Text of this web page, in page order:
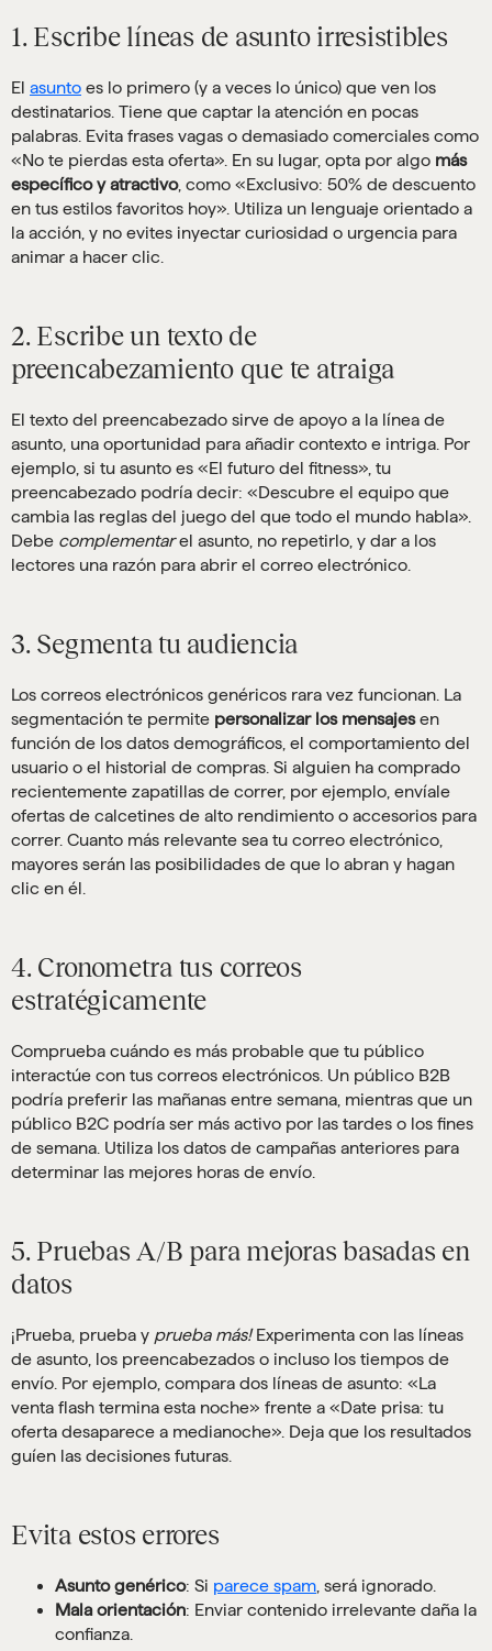
1. Escribe líneas de asunto irresistibles
El asunto es lo primero (y a veces lo único) que ven los
destinatarios. Tiene que captar la atención en pocas
palabras. Evita frases vagas o demasiado comerciales como
«No te pierdas esta oferta». En su lugar, opta por algo más
específico y atractivo, como «Exclusivo: 50% de descuento
en tus estilos favoritos hoy». Utiliza un lenguaje orientado a
la acción, y no evites inyectar curiosidad o urgencia para
animar a hacer clic.
2. Escribe un texto de
preencabezamiento que te atraiga
El texto del preencabezado sirve de apoyo a la línea de
asunto, una oportunidad para añadir contexto e intriga. Por
ejemplo, si tu asunto es «El futuro del fitness», tu
preencabezado podría decir: «Descubre el equipo que
cambia las reglas del juego del que todo el mundo habla».
Debe complementarel asunto, no repetirlo, y dar a los
lectores una razón para abrir el correo electrónico.
3. Segmenta tu audiencia
Los correos electrónicos genéricos rara vez funcionan. La
segmentación te permite personalizar los mensajesen
función de los datos demográficos, el comportamiento del
usuario o el historial de compras. Si alguien ha comprado
recientemente zapatillas de correr, por ejemplo, envíale
ofertas de calcetines de alto rendimiento o accesorios para
correr. Cuanto más relevante sea tu correo electrónico,
mayores serán las posibilidades de que lo abran y hagan
clic en él.
4. Cronometra tus correos
estratégicamente
Comprueba cuándo es más probable que tu público
interactúe con tus correos electrónicos. Un público B2B
podría preferir las mañanas entre semana, mientras que un
público B2C podría ser más activo por las tardes o los fines
de semana. Utiliza los datos de campañas anteriores para
determinar las mejores horas de envío.
5. Pruebas A/B para mejoras basadas en
datos
¡Prueba, prueba y prueba más!Experimenta con las líneas
de asunto, los preencabezados o incluso los tiempos de
envío. Por ejemplo, compara dos líneas de asunto: «La
venta flash termina esta noche» frente a «Date prisa: tu
oferta desaparece a medianoche». Deja que los resultados
guíen las decisiones futuras.
Evita estos errores
Asunto genérico: Si parece spam, será ignorado.
Mala orientación: Enviar contenido irrelevante daña la
confianza.